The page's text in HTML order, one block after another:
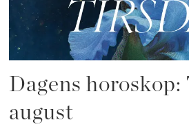
Dagens horoskop:
august